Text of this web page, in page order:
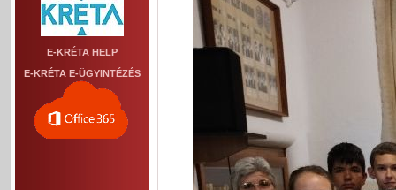
E-KRÉTA HELP
E-KRÉTA E-ÜGYINTÉZÉS